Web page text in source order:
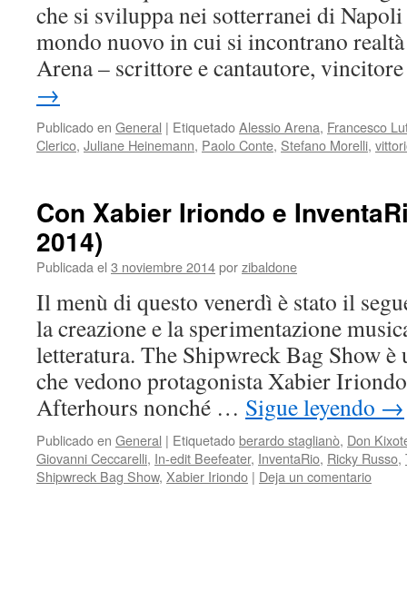
che si sviluppa nei sotterranei di
mondo nuovo in cui si incontrano
Arena – scrittore e cantautore,
→
Publicado en General | EtiquetadoAlessio Arena, Francesco
Clerico, Juliane Heinemann, Paolo Conte, Stefano Morelli,
Con Xabier Iriondo e
2014)
Publicada el 3 noviembre 2014porzibaldone
Il menù di questo venerdì è stato il
la creazione e la sperimentazione
letteratura. The Shipwreck Bag Show
che vedono protagonista Xabier
Afterhours nonché … Sigue leyendo →
Publicado en General | Etiquetadoberardo staglianò, Don
Giovanni Ceccarelli, In-edit Beefeater, InventaRio, Ricky Russo,
Shipwreck Bag Show, Xabier Iriondo | Deja un comentario